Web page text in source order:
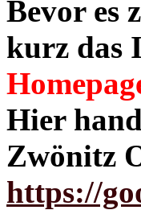
Bevor es
kurz das
Hier
Zwönitz
https://